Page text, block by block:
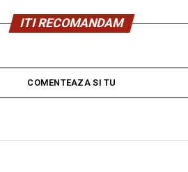
ITI RECOMANDAM
COMENTEAZA SI TU